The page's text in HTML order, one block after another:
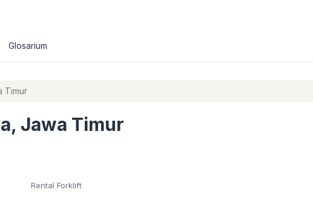
Glosarium
Timur
Jawa Timur
Rental Forklift